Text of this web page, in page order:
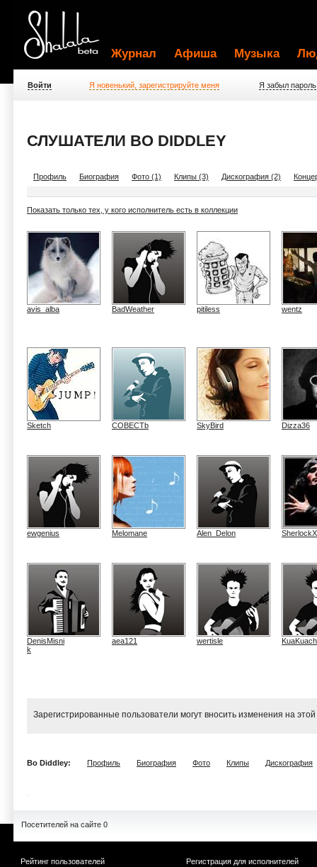
Журнал Афиша Музыка
Войти Я новенький, зарегистрируйте меня Я забыл пароль
СЛУШАТЕЛИ BO DIDDLEY
Профиль Биография Фото (1) Клипы (3) Дискография (2)
Показать только тех, у кого исполнитель есть в коллекции
avis_alba BadWeather pitiless wentz
Sketch COBECTb SkyBird Dizza36
ewgenius Melomane Alen_Delon SherlockX
DenisMisni
k
aea121 wertisle
Зарегистрированные пользователи могут вносить изменения на
Bo Diddley: Профиль Биография Фото Клипы Дискография
Посетителей на сайте 0
Рейтинг пользователей
Регистрация для исполнителей